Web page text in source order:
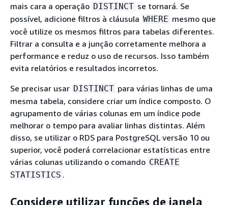
mais cara a operação DISTINCT se tornará. Se
possível, adicione filtros à cláusula WHERE mesmo que
você utilize os mesmos filtros para tabelas diferentes.
Filtrar a consulta e a junção corretamente melhora a
performance e reduz o uso de recursos. Isso também
evita relatórios e resultados incorretos.
Se precisar usar DISTINCT para várias linhas de uma
mesma tabela, considere criar um índice composto. O
agrupamento de várias colunas em um índice pode
melhorar o tempo para avaliar linhas distintas. Além
disso, se utilizar o RDS para PostgreSQL versão 10 ou
superior, você poderá correlacionar estatísticas entre
várias colunas utilizando o comando CREATE
STATISTICS .
Considere utilizar funções de janela